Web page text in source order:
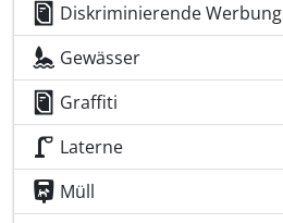
Diskriminierende Werbung
Gewässer
Graffiti
Laterne
Müll